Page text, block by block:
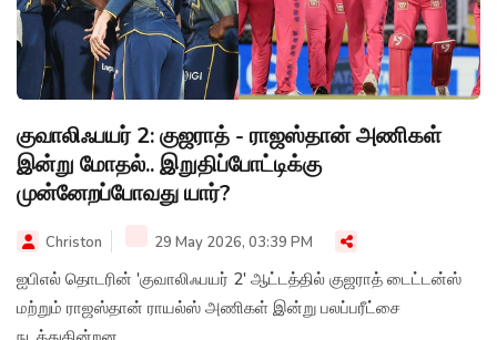
குவாலிஃபயர் 2: குஜராத் - ராஜஸ்தான் அணிகள்
இன்று மோதல்.. இறுதிப்போட்டிக்கு
முன்னேறப்போவது யார்?
Christon 29 May 2026, 03:39 PM
ஐபிஎல் தொடரின் 'குவாலிஃபயர் 2' ஆட்டத்தில் குஜராத் டைட்டன்ஸ்
மற்றும் ராஜஸ்தான் ராயல்ஸ் அணிகள் இன்று பலப்பரீட்சை